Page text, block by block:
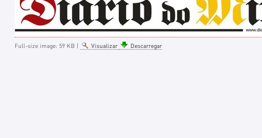
Full-size image: 59 KB | Visualizar Descarregar